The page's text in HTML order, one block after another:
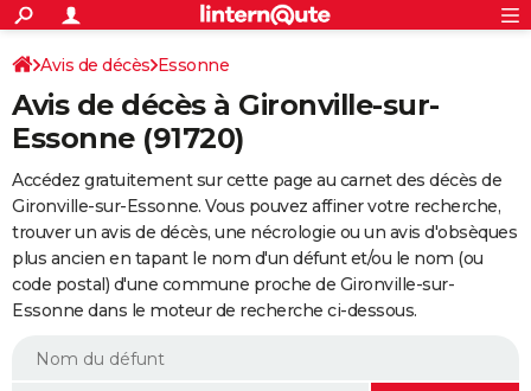
ACTUALITÉS
Politique
Société
Faits Divers
Education
Monde
Villes
+
SPORT
Coupe du monde 2026
Football
Tennis
Cyclisme
Rugby
Forum
FINANCE
Retraite
Impôts
Epargne
Immobilier
Risques naturels par ville
Banque
Assurance
Crédit
Essais
Réserver un essai
Citadines
Berlines
SUV
Forum auto
+
HIGH-TECH
Mobiles
Meilleur smartphone
Internet
Ordinateurs
Jeux vidéo
Guide high-tech
+
BRICOLAGE
Forum
Aménagement intérieur
Extérieur
Cuisine
Salle de bains
Jardinage
Rangement
WEEK-END
Avis de décès Essonne
Avis de décès à Gironville-sur-
Essonne (91720)
Accédez gratuitement sur cette page au carnet des décès de
Gironville-sur-Essonne. Vous pouvez affiner votre recherche,
trouver un avis de décès, une nécrologie ou un avis d'obsèques
plus ancien en tapant le nom d'un défunt et/ou le nom (ou
code postal) d'une commune proche de Gironville-sur-
Essonne dans le moteur de recherche ci-dessous.